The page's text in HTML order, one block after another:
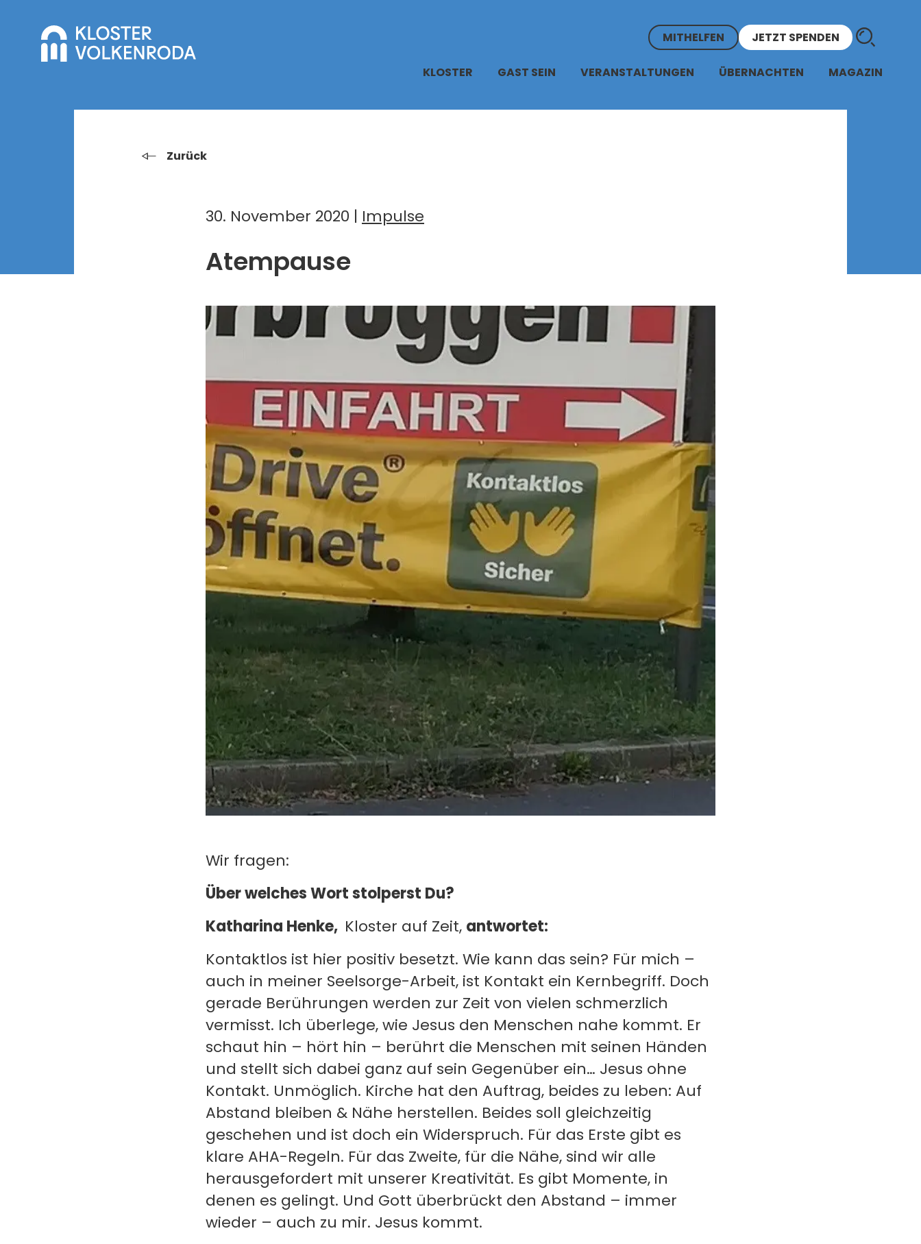
KLOSTER GAST SEIN VERANSTALTUNGEN ÜBERNACHTEN MAGAZIN
MITHELFEN JETZT SPENDEN
Zurück
30. November 2020 | Impulse
Atempause
Wir fragen:
Über welches Wort stolperst Du?
Katharina Henke, Kloster auf Zeit, antwortet:
Kontaktlos ist hier positiv besetzt. Wie kann das sein? Für mich –
auch in meiner Seelsorge-Arbeit, ist Kontakt ein Kernbegriff. Doch
gerade Berührungen werden zur Zeit von vielen schmerzlich
vermisst. Ich überlege, wie Jesus den Menschen nahe kommt. Er
schaut hin – hört hin – berührt die Menschen mit seinen Händen
und stellt sich dabei ganz auf sein Gegenüber ein… Jesus ohne
Kontakt. Unmöglich. Kirche hat den Auftrag, beides zu leben: Auf
Abstand bleiben & Nähe herstellen. Beides soll gleichzeitig
geschehen und ist doch ein Widerspruch. Für das Erste gibt es
klare AHA-Regeln. Für das Zweite, für die Nähe, sind wir alle
herausgefordert mit unserer Kreativität. Es gibt Momente, in
denen es gelingt. Und Gott überbrückt den Abstand – immer
wieder – auch zu mir. Jesus kommt.